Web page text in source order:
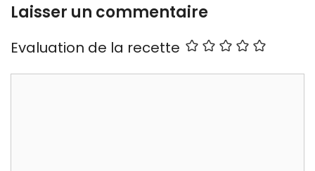
Laisser un commentaire
Evaluation de la recette